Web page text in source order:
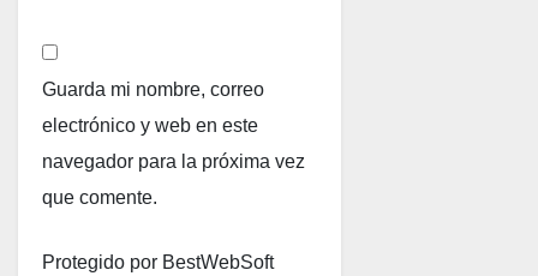
Guarda mi nombre, correo
electrónico y web en este
navegador para la próxima vez
que comente.
Protegido por BestWebSoft